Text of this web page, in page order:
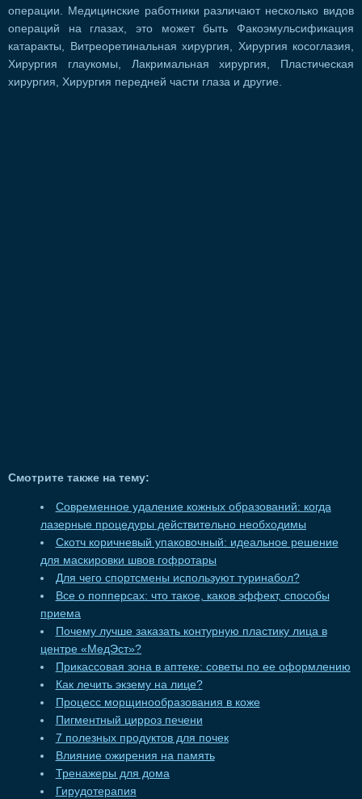
операции. Медицинские работники различают несколько видов
операций на глазах, это может быть Факоэмульсификация
кaтаракты, Витреоретинальная хирургия, Хирургия косоглазия,
Хирургия глаукомы, Лакримальная хирургия, Пластическая
хирургия, Хирургия передней части глаза и другие.
Смотрите также на тему:
Современное удаление кожных образований: когда
лазерные процедуры действительно необходимы
Скотч коричневый упаковочный: идеальное решение
для маскировки швов гофротары
Для чего спортсмены используют туринабол?
Все о попперсах: что такое, каков эффект, способы
приема
Почему лучше заказать контурную пластику лица в
центре «МедЭст»?
Прикассовая зона в аптеке: советы по ее оформлению
Как лечить экзему на лице?
Процесс морщинообразования в коже
Пигментный цирроз печени
7 полезных продуктов для почек
Влияние ожирения на память
Тренажеры для дома
Гирудотерапия